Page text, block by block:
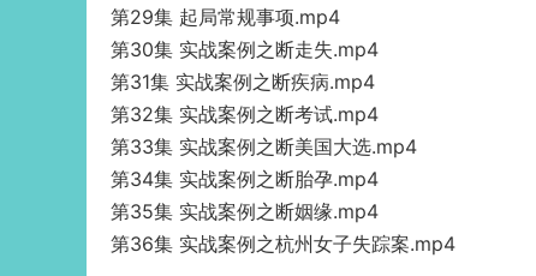
第29集 起局常规事项.mp4
第30集 实战案例之断走失.mp4
第31集 实战案例之断疾病.mp4
第32集 实战案例之断考试.mp4
第33集 实战案例之断美国大选.mp4
第34集 实战案例之断胎孕.mp4
第35集 实战案例之断姻缘.mp4
第36集 实战案例之杭州女子失踪案.mp4